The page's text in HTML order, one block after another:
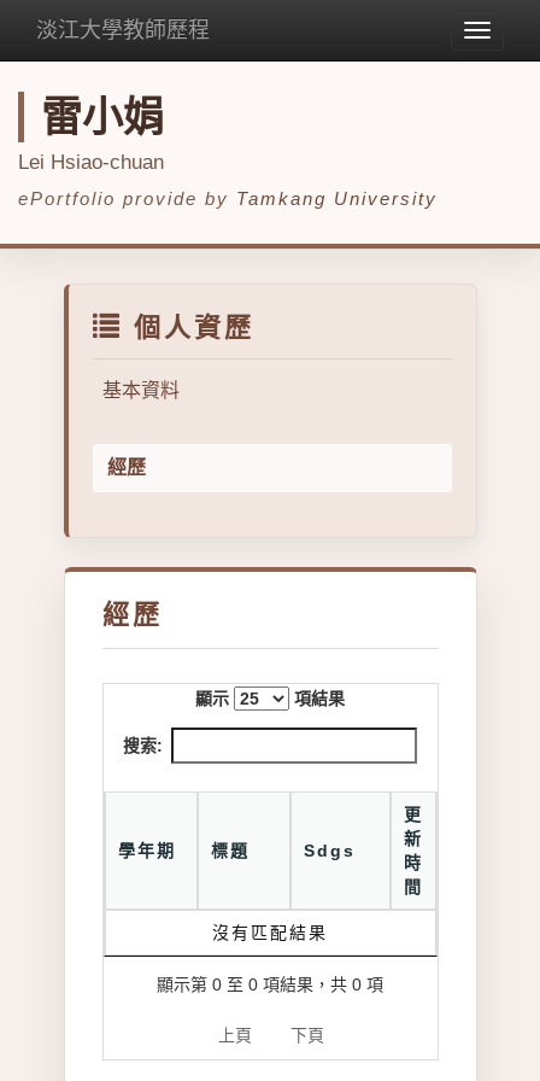
Toggle
淡江大學教師歷程
雷小娟
Lei Hsiao-chuan
ePortfolio provide by Tamkang University
個人資歷
基本資料
經歷
經歷
顯示 項結果
搜索:
學年期 標題 Sdgs
更
新
時
間
沒有匹配結果
顯示第 0 至 0 項結果，共 0 項
上頁 下頁